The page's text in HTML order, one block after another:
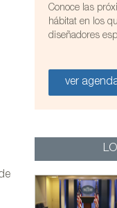
Nanimarquina. Foto
Conoce las
hábitat en los
diseñadores
ver